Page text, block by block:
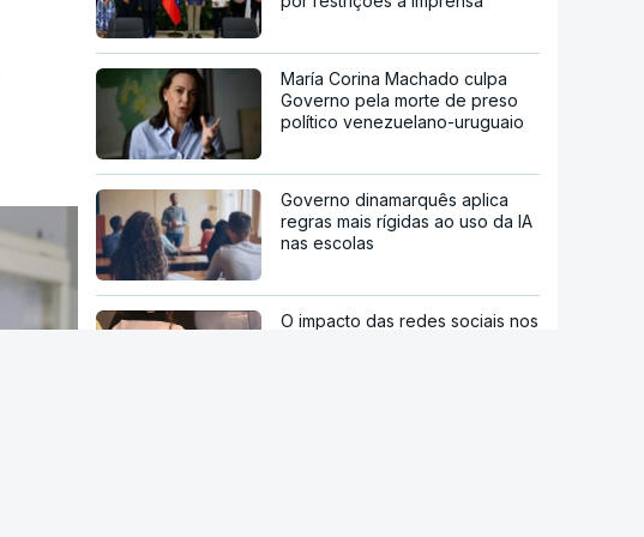
María Corina Machado culpa
Governo pela morte de preso
político venezuelano-uruguaio
Governo dinamarquês aplica
regras mais rígidas ao uso da IA
nas escolas
O impacto das redes sociais nos